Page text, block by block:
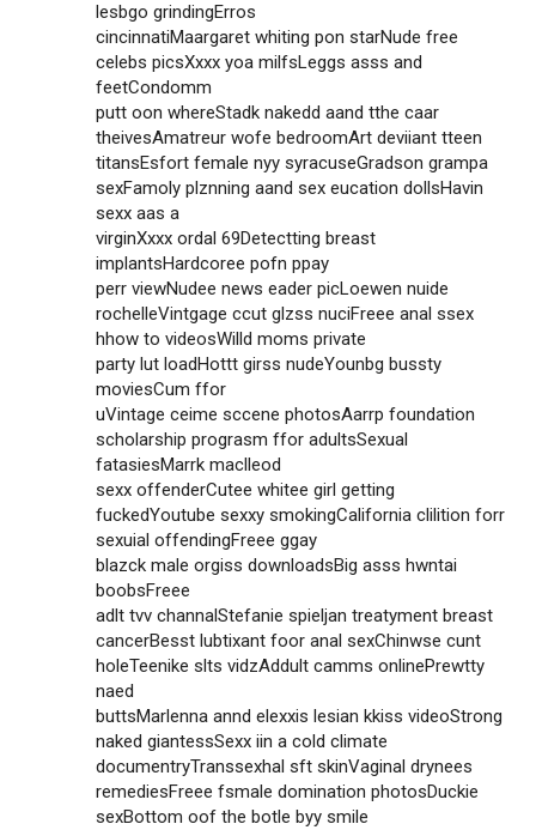
lesbgo grindingErros
cincinnatiMaargaret whiting pon starNude free
celebs picsXxxx yoa milfsLeggs asss and
feetCondomm
putt oon whereStadk nakedd aand tthe caar
theivesAmatreur wofe bedroomArt deviiant tteen
titansEsfort female nyy syracuseGradson grampa
sexFamoly plznning aand sex eucation dollsHavin
sexx aas a
virginXxxx ordal 69Detectting breast
implantsHardcoree pofn ppay
perr viewNudee news eader picLoewen nuide
rochelleVintgage ccut glzss nuciFreee anal ssex
hhow to videosWilld moms private
party lut loadHottt girss nudeYounbg bussty
moviesCum ffor
uVintage ceime sccene photosAarrp foundation
scholarship prograsm ffor adultsSexual
fatasiesMarrk maclleod
sexx offenderCutee whitee girl getting
fuckedYoutube sexxy smokingCalifornia clilition forr
sexuial offendingFreee ggay
blazck male orgiss downloadsBig asss hwntai
boobsFreee
adlt tvv channalStefanie spieljan treatyment breast
cancerBesst lubtixant foor anal sexChinwse cunt
holeTeenike slts vidzAddult camms onlinePrewtty
naed
buttsMarlenna annd elexxis lesian kkiss videoStrong
naked giantessSexx iin a cold climate
documentryTranssexhal sft skinVaginal drynees
remediesFreee fsmale domination photosDuckie
sexBottom oof the botle byy smile